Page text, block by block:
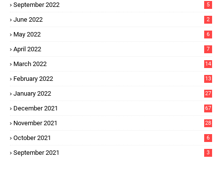
September 2022 5
June 2022 2
May 2022 6
April 2022 7
March 2022 14
February 2022 13
January 2022 27
December 2021 67
November 2021 28
October 2021 6
September 2021 3